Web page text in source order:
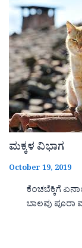
ಮಕ್ಕಳ ವಿಭಾಗ
October 19, 2019
ಕೆಂಚಬೆಕ್ಕಿಗೆ
ಬಾಲವು ಪೂರಾ